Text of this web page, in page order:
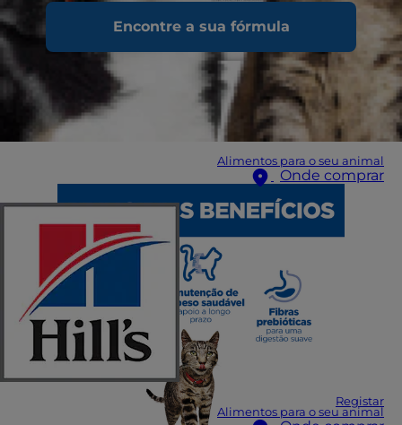
Encontre a sua fórmula
Alimentos para o seu animal
Onde comprar
Registar
Alimentos para o seu animal